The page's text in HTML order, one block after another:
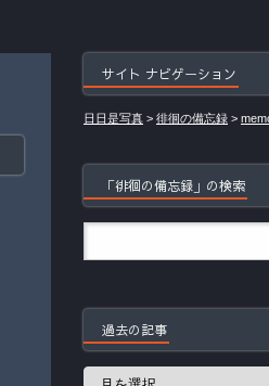
サイト ナビゲーション
日日是写真 > 徘徊の備忘録 >
「徘徊の備忘録」の検索
過去の記事
過